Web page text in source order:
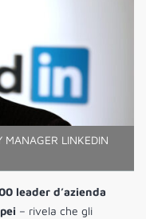
MANAGER LINKEDIN
leader d’azienda
– rivela che gli